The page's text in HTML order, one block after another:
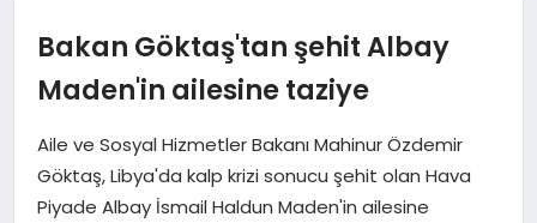
SPOR
MAGAZIN
Bakan Göktaş'tan şehit Albay
Maden'in ailesine taziye
Aile ve Sosyal Hizmetler Bakanı Mahinur Özdemir
Göktaş, Libya'da kalp krizi sonucu şehit olan Hava
Piyade Albay İsmail Haldun Maden'in ailesine